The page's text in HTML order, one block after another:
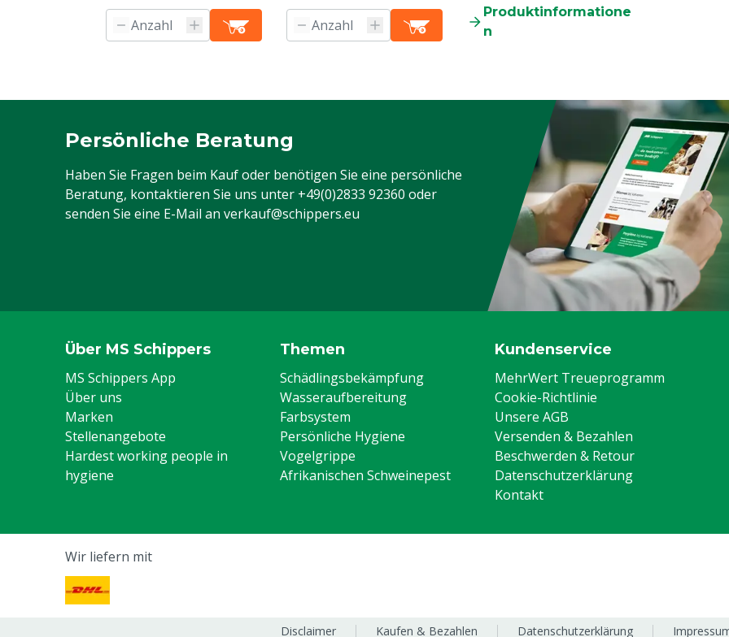
Produktinformatione
n
Persönliche Beratung
Haben Sie Fragen beim Kauf oder benötigen Sie eine persönliche
Beratung, kontaktieren Sie uns unter +49(0)2833 92360 oder
senden Sie eine E-Mail an verkauf@schippers.eu
Über MS Schippers
MS Schippers App
Über uns
Marken
Stellenangebote
Hardest working people in
hygiene
Themen
Schädlingsbekämpfung
Wasseraufbereitung
Farbsystem
Persönliche Hygiene
Vogelgrippe
Afrikanischen Schweinepest
Kundenservice
MehrWert Treueprogramm
Cookie-Richtlinie
Unsere AGB
Versenden & Bezahlen
Beschwerden & Retour
Datenschutzerklärung
Kontakt
Wir liefern mit
Disclaimer Kaufen & Bezahlen Datenschutzerklärung